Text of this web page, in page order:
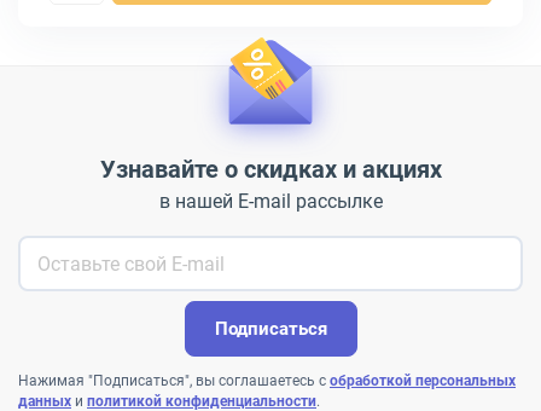
Узнавайте о скидках и акциях
в нашей E-mail рассылке
Подписаться
Нажимая "Подписаться", вы соглашаетесь с обработкой персональных
данных и политикой конфиденциальности.